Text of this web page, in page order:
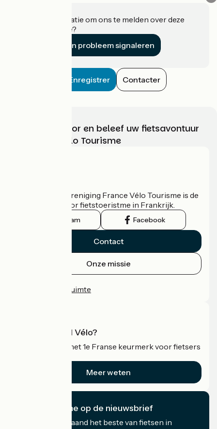
Heeft u informatie om ons te melden over deze
accommodatie?
Een probleem signaleren
Enregistrer Contacter
Kies, bereid voor en beleef uw fietsavontuur
met France Vélo Tourisme
De nationale vereniging France Vélo Tourisme is de
officiële gids voor fietstoeristme in Frankrijk.
Instagram Facebook
Contact
Onze missie
Professionele ruimte
Wat is Accueil Vélo?
Accueil Vélo is het 1e Franse keurmerk voor fietsers
Meer weten
Ik abonneer me op de nieuwsbrief
Ontvang elke maand het beste van fietsen in